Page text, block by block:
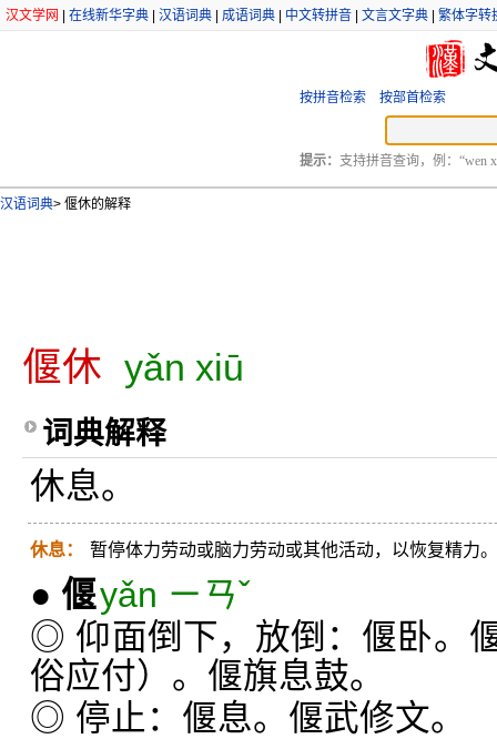
汉文学网 在线新华字典 汉语词典 成语词典 中文转拼音 文言文字典 繁体字转
按拼音检索 按部首检索
提示： 支持拼音查询，例：“wen
汉语词典> 偃休的解释
偃休 yǎn xiū
词典解释
休息。
休息： 暂停体力劳动或脑力劳动或其他活动，以恢复精力。
● 偃yǎn ㄧㄢˇ
◎ 仰面倒下，放倒：偃卧。
俗应付）。偃旗息鼓。
◎ 停止：偃息。偃武修文。